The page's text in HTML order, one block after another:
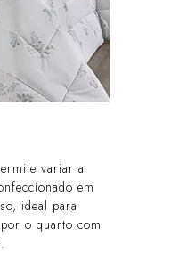
variar a
em
ideal para
o quarto com
.